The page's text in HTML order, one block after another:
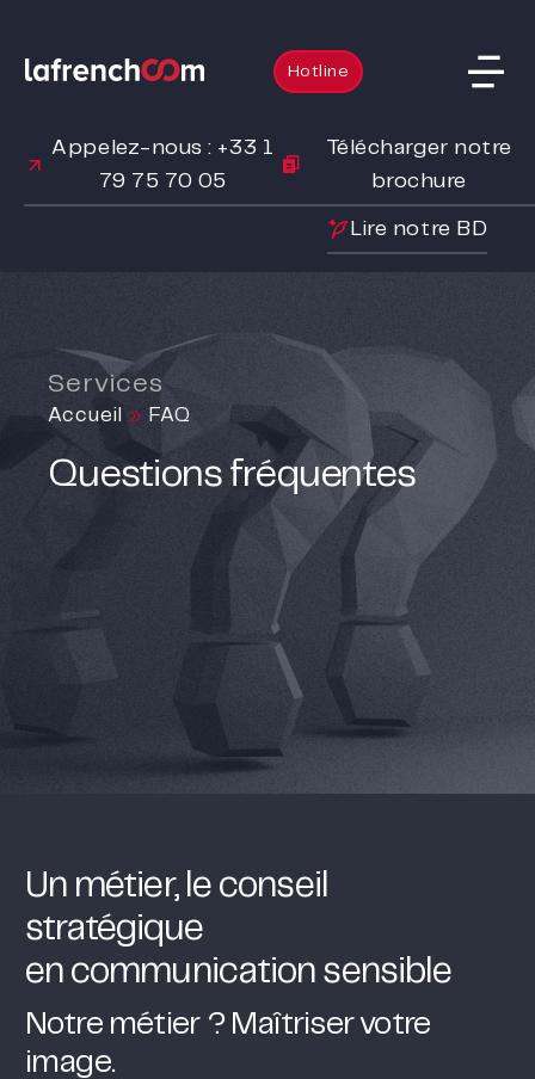
Hotline
Appelez-nous : +33 1
79 75 70 05
Télécharger notre
brochure
Lire notre BD
Services
Accueil » FAQ
Questions fréquentes
Un métier, le conseil
stratégique
en communication sensible
Notre métier ? Maîtriser votre
image.